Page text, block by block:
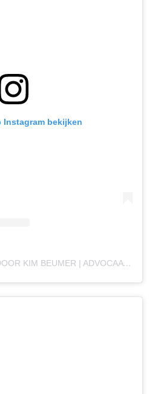
Instagram bekijken
EEN BERICHT GEDEELD DOOR KIM BEUMER | ADVOCAAT (@MEESTERKIMBEUMER)